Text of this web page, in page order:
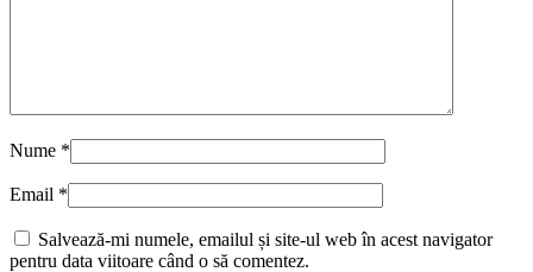
Nume *
Email *
Salvează-mi numele, emailul și site-ul web în acest navigator
pentru data viitoare când o să comentez.